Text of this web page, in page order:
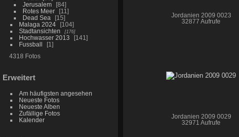
Jerusalem
84
Rotes Meer
11
Dead Sea
15
Malaga 2024
104
Stadtansichten
176
Hochwasser 2013
141
Fussball
1
4318 Fotos
Erweitert
Am häufigsten angesehen
Neueste Fotos
Neueste Alben
Zufällige Fotos
Kalender
Jordanien 2009 0023
32877 Aufrufe
Jordanien 2009 0029
32971 Aufrufe